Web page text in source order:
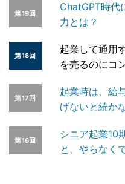
第19回
ChatGPT時代
力とは？
第18回
起業して通用
を売るのにコ
第17回
起業時は、給
げないと続か
第16回
シニア起業10
と、やらなく